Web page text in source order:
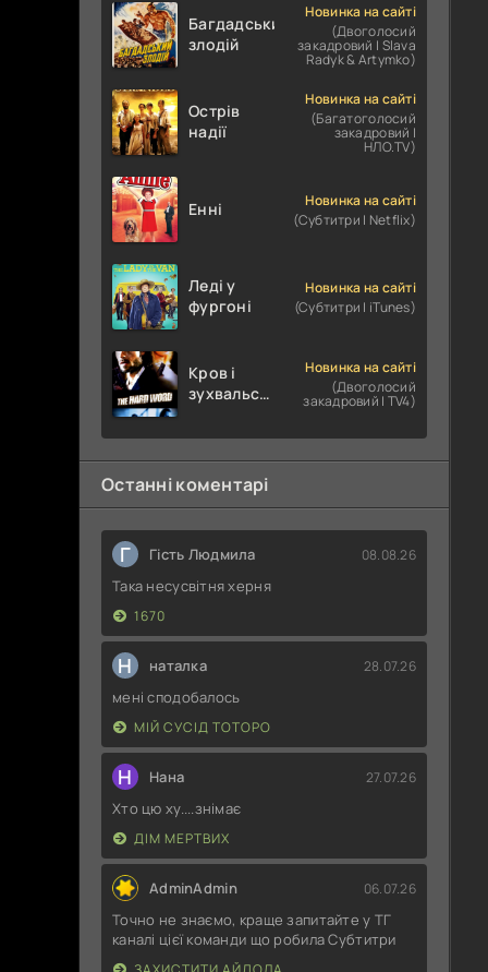
Багдадський
злодій
Новинка на сайті
(Двоголосий
закадровий | Slava
Radyk & Artymko)
Острів
надії
Новинка на сайті
(Багатоголосий
закадровий |
НЛО.TV)
Енні
Новинка на сайті
(Субтитри | Netflix)
Леді у
фургоні
Новинка на сайті
(Субтитри | iTunes)
Кров і
зухвальство
пограбування
Новинка на сайті
(Двоголосий
закадровий | TV4)
Останні коментарі
Г Гість Людмила 08.08.26
Така несусвітня херня
1670
Н наталка 28.07.26
мені сподобалось
МІЙ СУСІД ТОТОРО
Н Нана 27.07.26
Хто цю ху....знімає
ДІМ МЕРТВИХ
AdminAdmin 06.07.26
Точно не знаємо, краще запитайте у ТГ
каналі цієї команди що робила Субтитри